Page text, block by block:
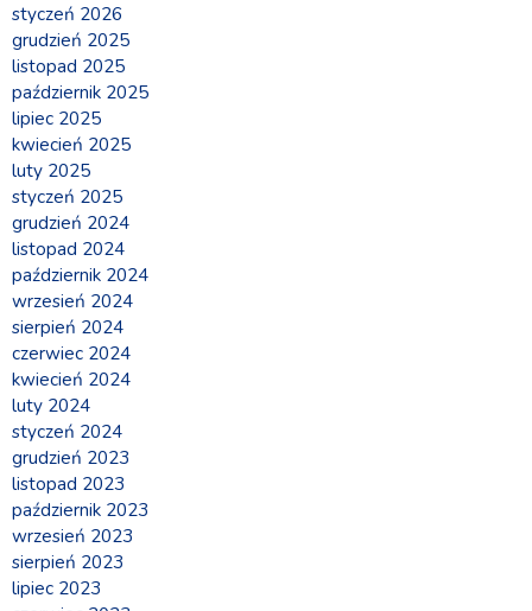
styczeń 2026
grudzień 2025
listopad 2025
październik 2025
lipiec 2025
kwiecień 2025
luty 2025
styczeń 2025
grudzień 2024
listopad 2024
październik 2024
wrzesień 2024
sierpień 2024
czerwiec 2024
kwiecień 2024
luty 2024
styczeń 2024
grudzień 2023
listopad 2023
październik 2023
wrzesień 2023
sierpień 2023
lipiec 2023